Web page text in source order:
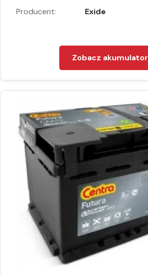
Producent: Exide
Zobacz akumulator